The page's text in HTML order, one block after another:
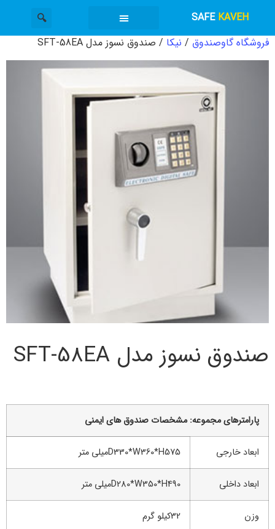
SAFE KAVEH
فروشگاه گاوصندوق / نیکا / صندوق نسوز مدل SFT-58EA
صندوق نسوز مدل SFT-58EA
پارامترهاي مجموعه: مشخصات صندوق های ایمنی
ابعاد خارجی D330*W360*H575میلی متر
ابعاد داخلی D280*W350*H490میلی متر
وزن 32کیلو گرم